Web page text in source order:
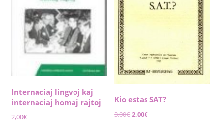
Internaciaj lingvoj kaj
internaciaj homaj rajtoj
2,00€
Kio estas SAT?
3,00€Original
2,00€Current